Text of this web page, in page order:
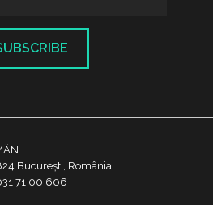
București, România
71 00 606